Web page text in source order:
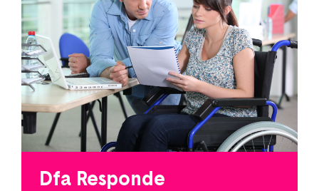
Dfa Responde